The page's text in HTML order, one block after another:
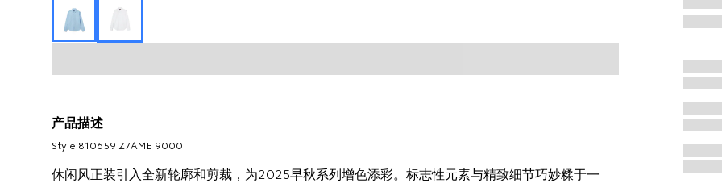
产品描述
Style ‎810659 Z7AME 9000
休闲风正装引入全新轮廓和剪裁，为2025早秋系列增色添彩。标志性元素与精致细节巧妙糅于一